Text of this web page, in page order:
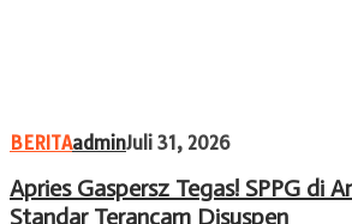
BERITAadminJuli 31, 2026
Apries Gaspersz Tegas! SPPG di
Standar Terancam Disuspen